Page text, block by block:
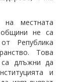
на местната
не са
Република
Това
са длъжни да
и